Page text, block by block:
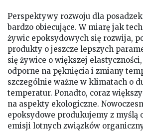
Perspektywy rozwoju dla
bardzo obiecujące. W miarę jak
żywic epoksydowych się rozwija,
produkty o jeszcze lepszych
się żywice o większej
odporne na pęknięcia i zmiany
szczególnie ważne w klimatach o
temperatur. Ponadto, coraz
na aspekty ekologiczne.
epoksydowe produkujemy z myślą
emisji lotnych związków